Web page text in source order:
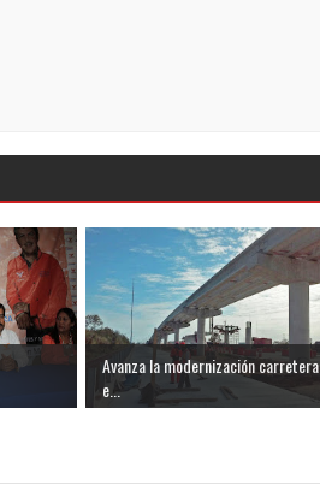
Avanza la modernización carretera
e...